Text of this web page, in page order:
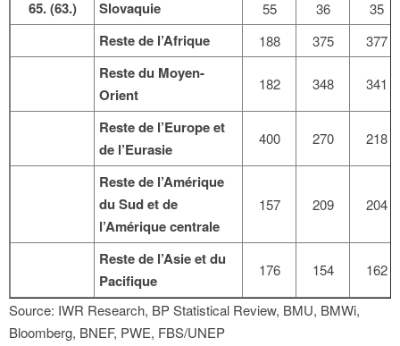
65. (63.) Slovaquie 55 36 35
Reste de l’Afrique 188 375 377
Reste du Moyen-
Orient
182 348 341
Reste de l’Europe et
de l’Eurasie
400 270 218
Reste de l’Amérique
du Sud et de
l’Amérique centrale
157 209 204
Reste de l’Asie et du
Pacifique
176 154 162
Source: IWR Research, BP Statistical Review, BMU, BMWi,
Bloomberg, BNEF, PWE, FBS/UNEP